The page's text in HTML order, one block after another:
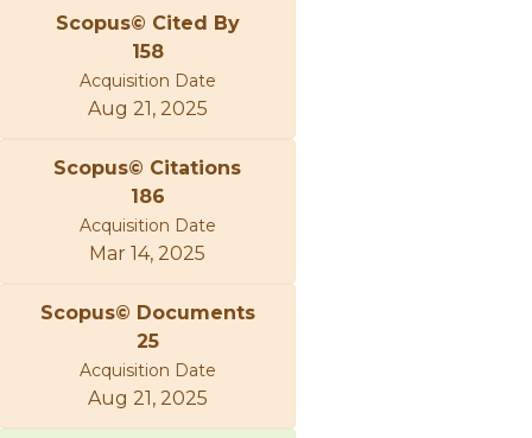
Scopus© Cited By
158
Acquisition Date
Aug 21, 2025
Scopus© Citations
186
Acquisition Date
Mar 14, 2025
Scopus© Documents
25
Acquisition Date
Aug 21, 2025